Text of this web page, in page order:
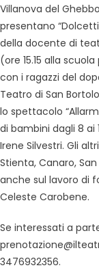
Villanova del
presentano
della docente di
(ore 15.15 alla
con i ragazzi del
Teatro di San
lo spettacolo
di bambini dagli 8 ai
Irene Silvestri. Gli
Stienta, Canaro,
anche sul lavoro di
Celeste Carobene.
Se interessati a
3476932356.